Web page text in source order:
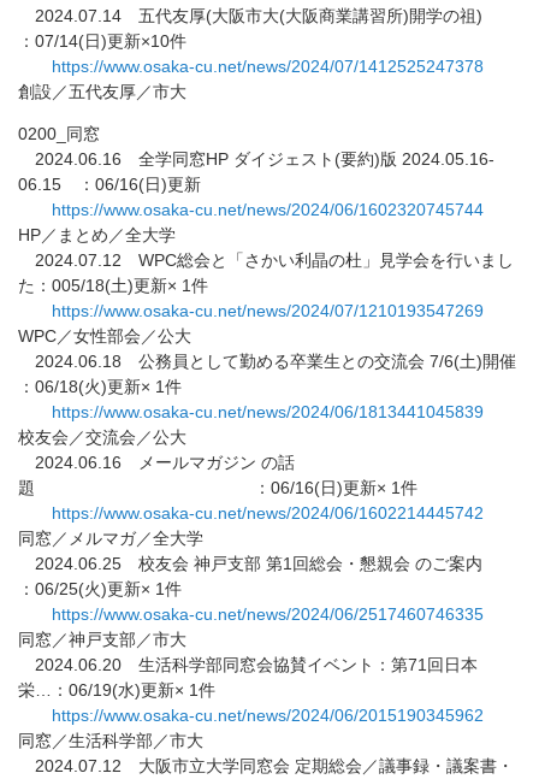
2024.07.14 五代友厚(大阪市大(大阪商業講習所)開学の祖)
：07/14(日)更新×10件
https://www.osaka-cu.net/news/2024/07/1412525247378
創設／五代友厚／市大
0200_同窓
2024.06.16 全学同窓HP ダイジェスト(要約)版 2024.05.16-
06.15 ：06/16(日)更新
https://www.osaka-cu.net/news/2024/06/1602320745744
HP／まとめ／全大学
2024.07.12 WPC総会と「さかい利晶の杜」見学会を行いまし
た：005/18(土)更新× 1件
https://www.osaka-cu.net/news/2024/07/1210193547269
WPC／女性部会／公大
2024.06.18 公務員として勤める卒業生との交流会 7/6(土)開催
：06/18(火)更新× 1件
https://www.osaka-cu.net/news/2024/06/1813441045839
校友会／交流会／公大
2024.06.16 メールマガジン の話
題 ：06/16(日)更新× 1件
https://www.osaka-cu.net/news/2024/06/1602214445742
同窓／メルマガ／全大学
2024.06.25 校友会 神戸支部 第1回総会・懇親会 のご案内
：06/25(火)更新× 1件
https://www.osaka-cu.net/news/2024/06/2517460746335
同窓／神戸支部／市大
2024.06.20 生活科学部同窓会協賛イベント：第71回日本
栄…：06/19(水)更新× 1件
https://www.osaka-cu.net/news/2024/06/2015190345962
同窓／生活科学部／市大
2024.07.12 大阪市立大学同窓会 定期総会／議事録・議案書・